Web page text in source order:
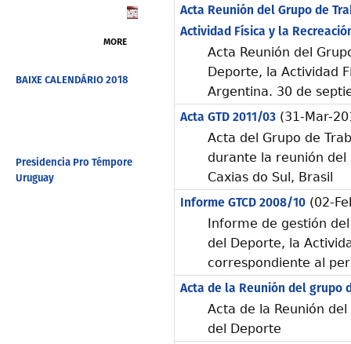
MORE
BAIXE CALENDÁRIO 2018
Presidencia Pro Témpore
Uruguay
Acta Reunión del Grupo de
Actividad Física y la
Acta Reunión del
Deporte, la Actividad
Argentina. 30 de
Acta GTD 2011/03(31-Mar-
Acta del Grupo de
durante la reunión
Caxias do Sul, Brasil
Informe GTCD 2008/10(02-
Informe de gestión
del Deporte, la
correspondiente al
Acta de la Reunión del grupo
Acta de la Reunión
del Deporte